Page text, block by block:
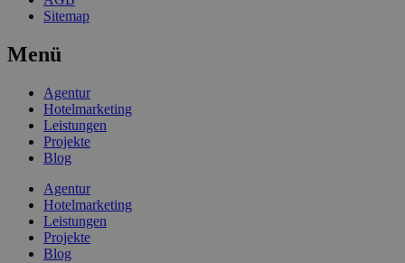
Sitemap
Menü
Agentur
Hotelmarketing
Leistungen
Projekte
Blog
Agentur
Hotelmarketing
Leistungen
Projekte
Blog